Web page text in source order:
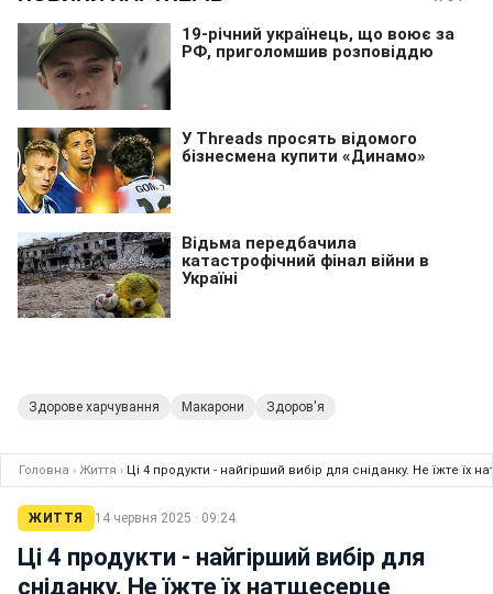
Здорове харчування Макарони Здоров'я
Головна › Життя › Ці 4 продукти - найгірший вибір для сніданку. Не їжте їх
ЖИТТЯ 14 червня 2025 · 09:24
Ці 4 продукти - найгірший вибір для
сніданку. Не їжте їх натщесерце